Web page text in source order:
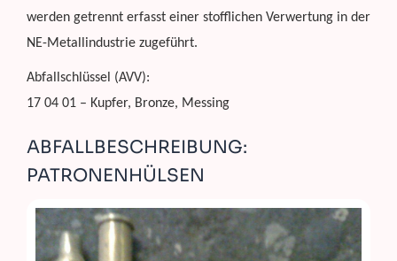
werden getrennt erfasst einer stofflichen Verwertung in der
NE-Metallindustrie zugeführt.
Abfallschlüssel (AVV):
17 04 01 – Kupfer, Bronze, Messing
ABFALLBESCHREIBUNG:
PATRONENHÜLSEN